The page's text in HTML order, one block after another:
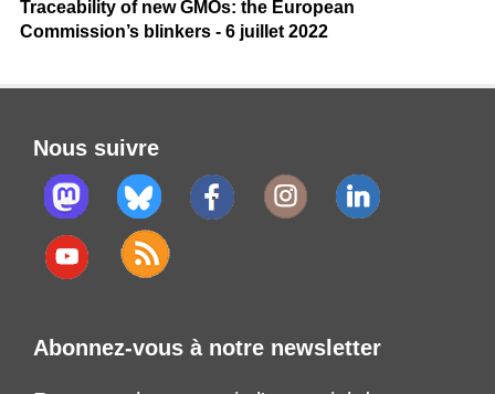
Traceability of new GMOs: the European
Commission’s blinkers - 6 juillet 2022
Nous suivre
Abonnez-vous à notre newsletter